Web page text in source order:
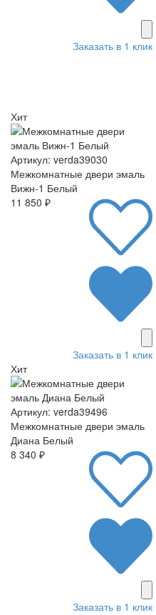
Заказать в 1 клик
Хит
Артикул: verda39030
Межкомнатные двери эмаль
Вижн-1 Белый
11 850 ₽
Заказать в 1 клик
Хит
Артикул: verda39496
Межкомнатные двери эмаль
Диана Белый
8 340 ₽
Заказать в 1 клик